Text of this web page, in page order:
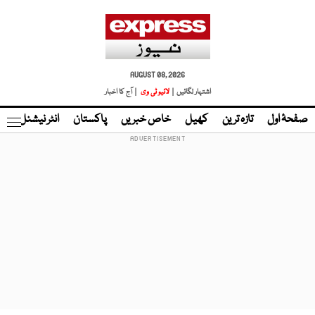
AUGUST 08, 2026
اشتہار لگائیں |
لائیو ٹی وی | آج کا اخبار
صفحۂ اول تازہ ترین کھیل خاص خبریں پاکستان انٹر نیشنل